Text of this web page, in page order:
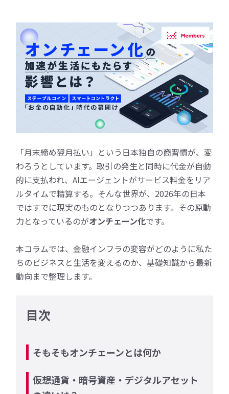
「月末締め翌月払い」という日本独自の商習慣が、変
わろうとしています。取引の発生と同時に代金が自動
的に支払われ、AIエージェントがサービス料金をリア
ルタイムで精算する。そんな世界が、2026年の日本
ではすでに現実のものとなりつつあります。その原動
力となっているのがオンチェーン化です。
本コラムでは、金融インフラの変容がどのように私た
ちのビジネスと生活を変えるのか、基礎知識から最新
動向まで整理します。
目次
そもそもオンチェーンとは何か
仮想通貨・暗号資産・デジタルアセット